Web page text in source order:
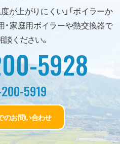
が上がりにくい」「ボイラーか
・家庭用ボイラーや熱交換器で
ください。
5928
5919
のお問い合わせ